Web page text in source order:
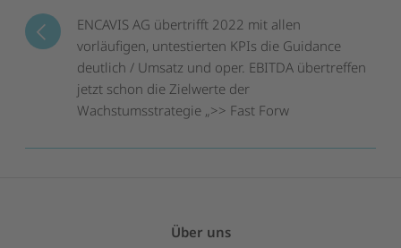
ENCAVIS AG übertrifft 2022 mit allen
vorläufigen, untestierten KPIs die Guidance
deutlich / Umsatz und oper. EBITDA übertreffen
jetzt schon die Zielwerte der
Wachstumsstrategie „>> Fast Forw
Über uns